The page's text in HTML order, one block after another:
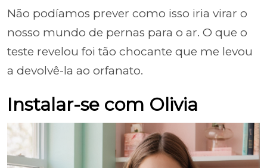
Não podíamos prever como isso iria virar o
nosso mundo de pernas para o ar. O que o
teste revelou foi tão chocante que me levou
a devolvê-la ao orfanato.
Instalar-se com Olivia